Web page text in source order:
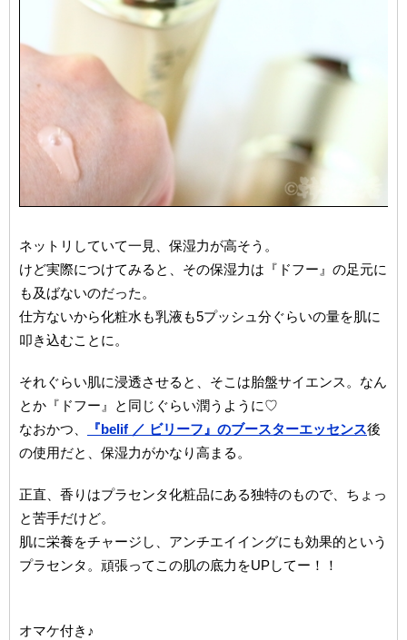
ネットリしていて一見、保湿力が高そう。
けど実際につけてみると、その保湿力は『ドフー』の足元に
も及ばないのだった。
仕方ないから化粧水も乳液も5プッシュ分ぐらいの量を肌に
叩き込むことに。
それぐらい肌に浸透させると、そこは胎盤サイエンス。なん
とか『ドフー』と同じぐらい潤うように♡
なおかつ、
『belif ／ ビリーフ』のブースターエッセンス後
の使用だと、保湿力がかなり高まる。
正直、香りはプラセンタ化粧品にある独特のもので、ちょっ
と苦手だけど。
肌に栄養をチャージし、アンチエイイングにも効果的という
プラセンタ。頑張ってこの肌の底力をUPしてー！！
オマケ付き♪